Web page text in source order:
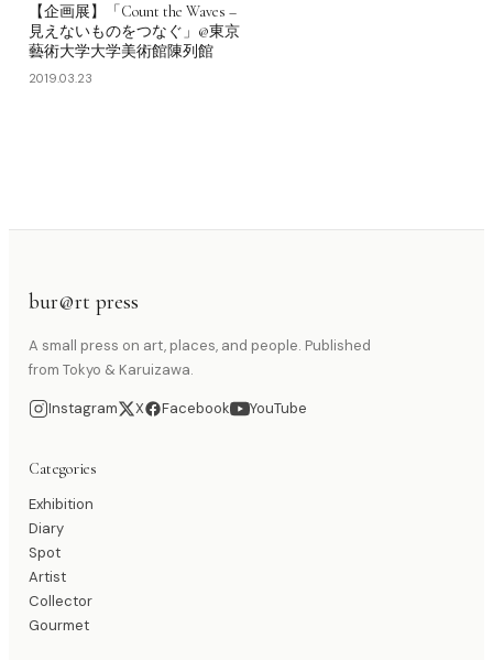
【企画展】「Count the Waves –
見えないものをつなぐ」@東京
藝術大学大学美術館陳列館
2019.03.23
bur@rt press
A small press on art, places, and people. Published
from Tokyo & Karuizawa.
Instagram X Facebook YouTube
Categories
Exhibition
Diary
Spot
Artist
Collector
Gourmet